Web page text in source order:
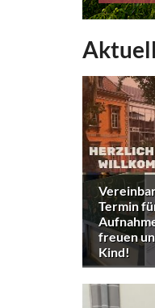
Termin
freuen
Kind!